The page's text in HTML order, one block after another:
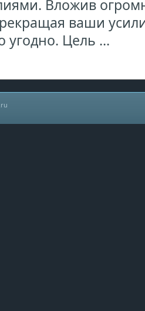
Вложив
ваши
угодно. Цель ...